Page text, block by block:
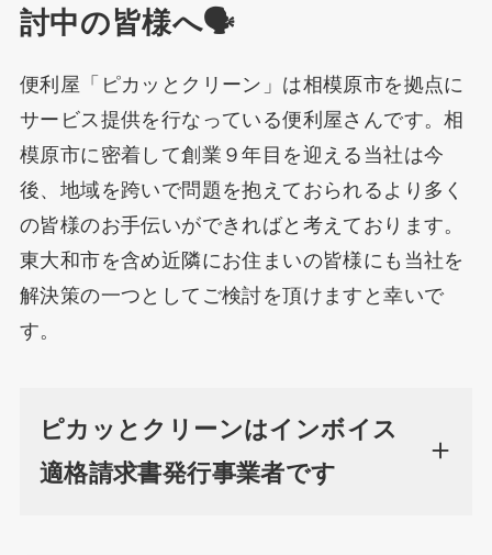
お問い合わせ
プライバシー・ポリシー
討中の皆様へ🗣️
便利屋「ピカッとクリーン」は相模原市を拠点に
サービス提供を行なっている便利屋さんです。相
模原市に密着して創業９年目を迎える当社は今
後、地域を跨いで問題を抱えておられるより多く
の皆様のお手伝いができればと考えております。
東大和市を含め近隣にお住まいの皆様にも当社を
解決策の一つとしてご検討を頂けますと幸いで
す。
ピカッとクリーンはインボイス
適格請求書発行事業者です